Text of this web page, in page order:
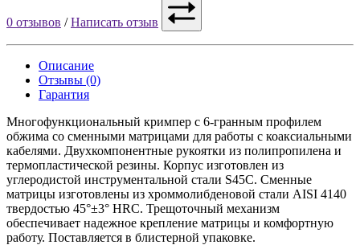
0 отзывов /Написать отзыв
Описание
Отзывы (0)
Гарантия
Многофункциональный кримпер с 6-гранным профилем
обжима со сменными матрицами для работы с коаксиальными
кабелями. Двухкомпонентные рукоятки из полипропилена и
термопластической резины. Корпус изготовлен из
углеродистой инструментальной стали S45C. Сменные
матрицы изготовлены из хроммолибденовой стали AISI 4140
твердостью 45°±3° HRC. Трещоточный механизм
обеспечивает надежное крепление матрицы и комфортную
работу. Поставляется в блистерной упаковке.